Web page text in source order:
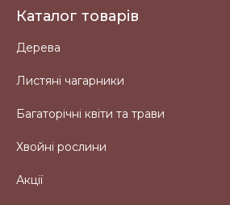
Каталог товарів
Дерева
Листяні чагарники
Багаторічні квіти та трави
Хвойні рослини
Акції